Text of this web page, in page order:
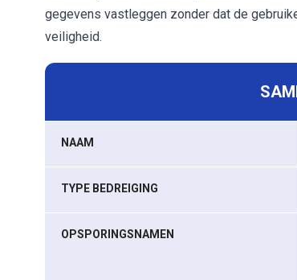
gegevens vastleggen zonder dat de
veiligheid.
NAAM
TYPE BEDREIGING
OPSPORINGSNAMEN